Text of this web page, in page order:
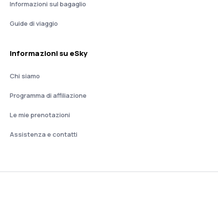
Informazioni sul bagaglio
Guide di viaggio
Informazioni su eSky
Chi siamo
Programma di affiliazione
Le mie prenotazioni
Assistenza e contatti